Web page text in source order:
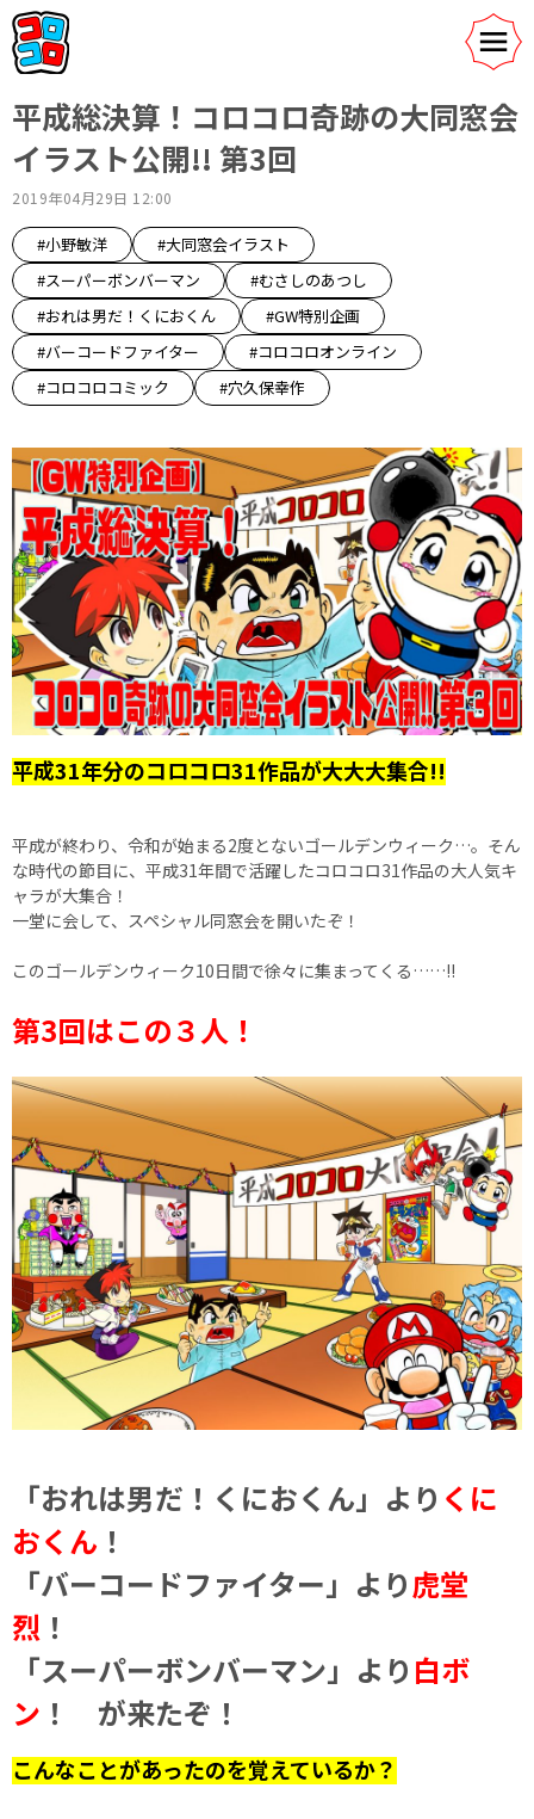
平成総決算！コロコロ奇跡の大同窓会
イラスト公開!! 第3回
2019年04月29日 12:00
#小野敏洋
#大同窓会イラスト
#スーパーボンバーマン
#むさしのあつし
#おれは男だ！くにおくん
#GW特別企画
#バーコードファイター
#コロコロオンライン
#コロコロコミック
#穴久保幸作
平成31年分のコロコロ31作品が大大大集合!!
平成が終わり、令和が始まる2度とないゴールデンウィーク…。そん
な時代の節目に、平成31年間で活躍したコロコロ31作品の大人気キ
ャラが大集合！
一堂に会して、スペシャル同窓会を開いたぞ！
このゴールデンウィーク10日間で徐々に集まってくる……!!
第3回はこの３人！
「おれは男だ！くにおくん」より くに
おくん ！
「バーコードファイター」より虎堂
烈 ！
「スーパーボンバーマン」より 白ボ
ン ！ が来たぞ！
こんなことがあったのを覚えているか？